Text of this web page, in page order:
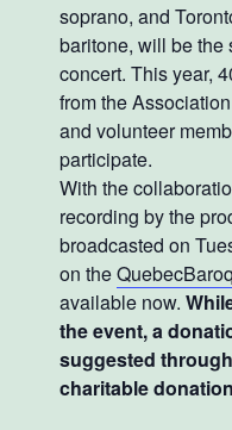
soprano, and
baritone, will be the
concert. This year,
from the
and volunteer
participate.
With the
recording by the
broadcasted on
on the
available now.
the event, a
suggested
charitable